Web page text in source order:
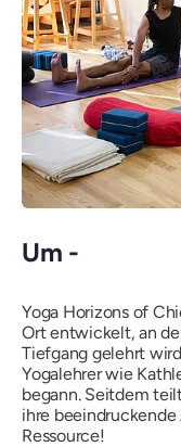
Um -
Yoga Horizons of
Ort entwickelt, an
Tiefgang gelehrt
Yogalehrer wie
begann. Seitdem
ihre
Ressource!